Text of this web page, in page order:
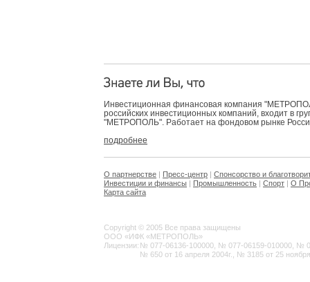
Инвестиционная финансовая компания
российских инвестиционных компаний, входит в
"МЕТРОПОЛЬ". Работает на фондовом рынке
подробнее
О партнерстве | Пресс-центр | Спонсорство и
Инвестиции и финансы | Промышленность | Спорт | О
Карта сайта
Copyright © 2005 Все права защищены
ООО «ИФК «МЕТРОПОЛЬ»
Лицензии: № 077-06136-100000, № 077-06159-010000, №
№ 650 от 16 апреля 2004г., № 3185 от 25